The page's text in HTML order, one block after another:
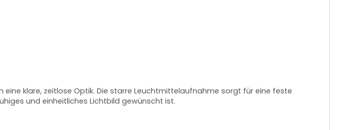
klare, zeitlose Optik. Die starre Leuchtmittelaufnahme sorgt für eine feste
und einheitliches Lichtbild gewünscht ist.